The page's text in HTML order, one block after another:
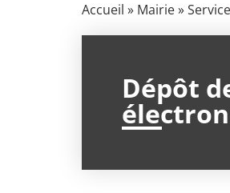
Accueil » Mairie»
Dépôt